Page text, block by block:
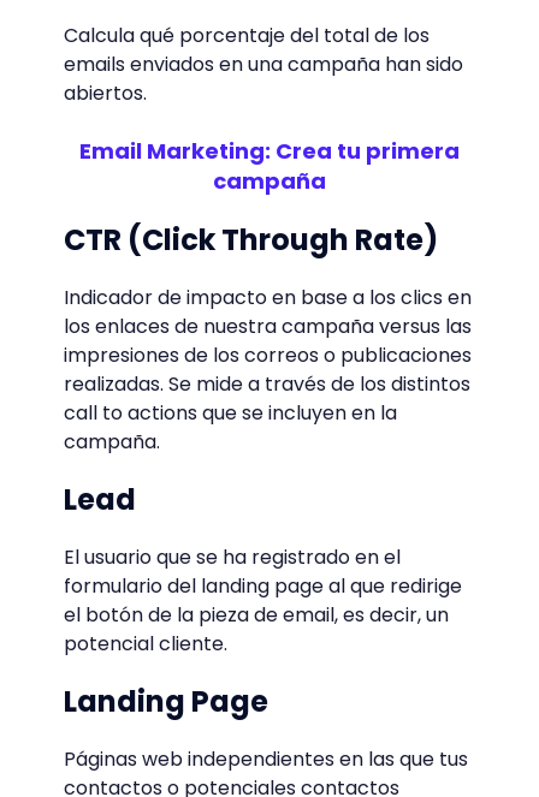
Calcula qué porcentaje del total de los
emails enviados en una campaña han sido
abiertos.
Email Marketing: Crea tu primera
campaña
CTR (Click Through Rate)
Indicador de impacto en base a los clics en
los enlaces de nuestra campaña versus las
impresiones de los correos o publicaciones
realizadas. Se mide a través de los distintos
call to actions que se incluyen en la
campaña.
Lead
El usuario que se ha registrado en el
formulario del landing page al que redirige
el botón de la pieza de email, es decir, un
potencial cliente.
Landing Page
Páginas web independientes en las que tus
contactos o potenciales contactos